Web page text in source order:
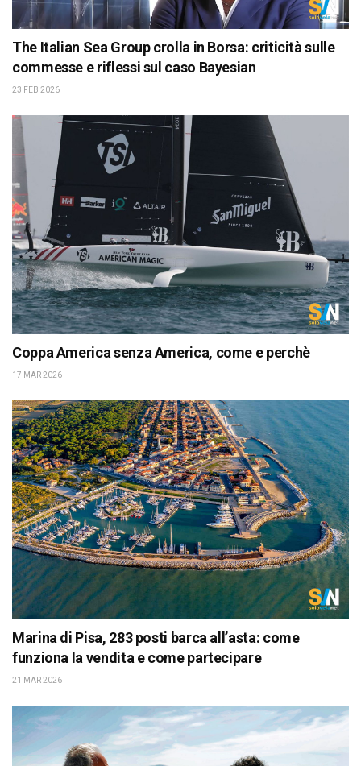
The Italian Sea Group crolla in Borsa: criticità sulle
commesse e riflessi sul caso Bayesian
23 FEB 2026
Coppa America senza America, come e perchè
17 MAR 2026
Marina di Pisa, 283 posti barca all’asta: come
funziona la vendita e come partecipare
21 MAR 2026